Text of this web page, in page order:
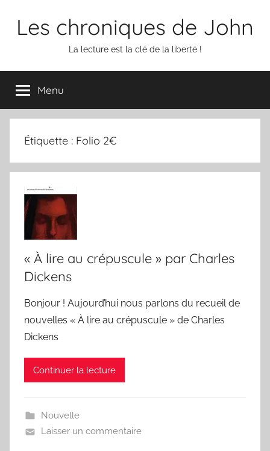
Les chroniques de John
La lecture est la clé de la liberté !
Menu
Étiquette : Folio 2€
« À lire au crépuscule » par Charles
Dickens
Bonjour ! Aujourd’hui nous parlons du recueil de
nouvelles « À lire au crépuscule » de Charles
Dickens
Continuer la lecture
Nouvelle
Laisser un commentaire